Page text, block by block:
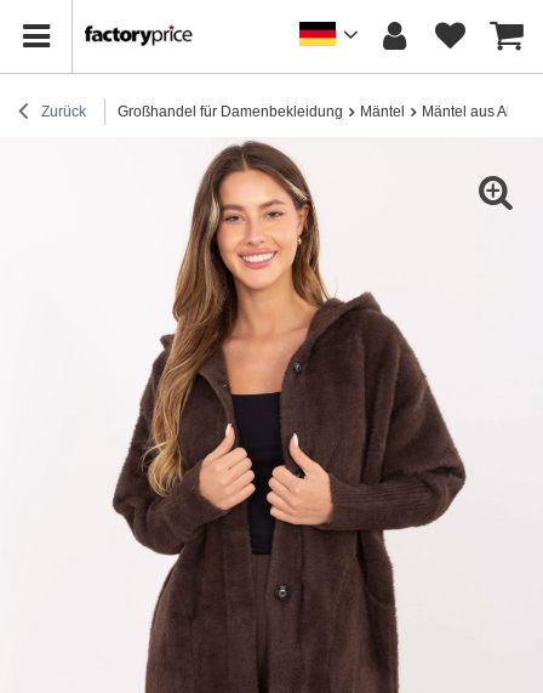
Zurück Großhandel für Damenbekleidung Mäntel Mäntel aus Alpaka